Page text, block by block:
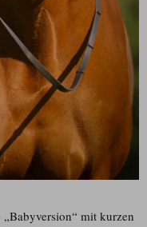
mit kurzen